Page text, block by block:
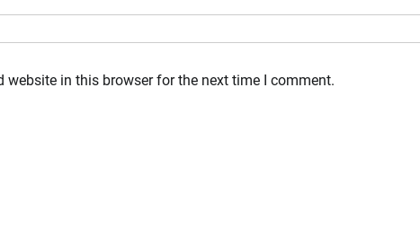
website in this browser for the next time I comment.